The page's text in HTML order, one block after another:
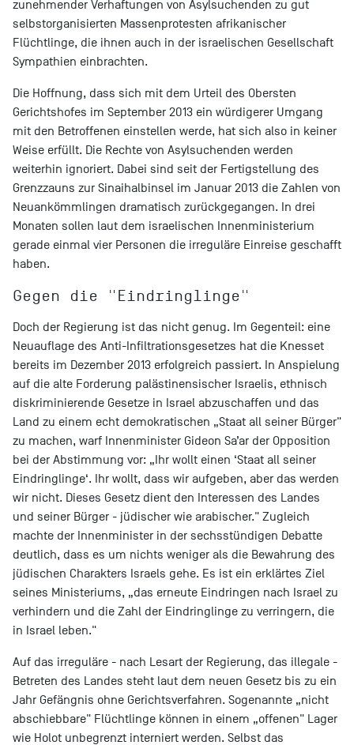
zunehmender Verhaftungen von Asylsuchenden zu gut
selbstorganisierten Massenprotesten afrikanischer
Flüchtlinge, die ihnen auch in der israelischen Gesellschaft
Sympathien einbrachten.
Die Hoffnung, dass sich mit dem Urteil des Obersten
Gerichtshofes im September 2013 ein würdigerer Umgang
mit den Betroffenen einstellen werde, hat sich also in keiner
Weise erfüllt. Die Rechte von Asylsuchenden werden
weiterhin ignoriert. Dabei sind seit der Fertigstellung des
Grenzzauns zur Sinaihalbinsel im Januar 2013 die Zahlen von
Neuankömmlingen dramatisch zurückgegangen. In drei
Monaten sollen laut dem israelischen Innenministerium
gerade einmal vier Personen die irreguläre Einreise geschafft
haben.
Gegen die "Eindringlinge"
Doch der Regierung ist das nicht genug. Im Gegenteil: eine
Neuauflage des Anti-Infiltrationsgesetzes hat die Knesset
bereits im Dezember 2013 erfolgreich passiert. In Anspielung
auf die alte Forderung palästinensischer Israelis, ethnisch
diskriminierende Gesetze in Israel abzuschaffen und das
Land zu einem echt demokratischen „Staat all seiner Bürger"
zu machen, warf Innenminister Gideon Sa’ar der Opposition
bei der Abstimmung vor: „Ihr wollt einen ‘Staat all seiner
Eindringlinge‘. Ihr wollt, dass wir aufgeben, aber das werden
wir nicht. Dieses Gesetz dient den Interessen des Landes
und seiner Bürger - jüdischer wie arabischer." Zugleich
machte der Innenminister in der sechsstündigen Debatte
deutlich, dass es um nichts weniger als die Bewahrung des
jüdischen Charakters Israels gehe. Es ist ein erklärtes Ziel
seines Ministeriums, „das erneute Eindringen nach Israel zu
verhindern und die Zahl der Eindringlinge zu verringern, die
in Israel leben."
Auf das irreguläre - nach Lesart der Regierung, das illegale -
Betreten des Landes steht laut dem neuen Gesetz bis zu ein
Jahr Gefängnis ohne Gerichtsverfahren. Sogenannte „nicht
abschiebbare" Flüchtlinge können in einem „offenen" Lager
wie Holot unbegrenzt interniert werden. Selbst das